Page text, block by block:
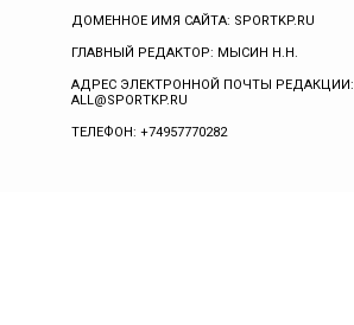
ДОМЕННОЕ ИМЯ САЙТА: SPORTKP.RU
ГЛАВНЫЙ РЕДАКТОР: МЫСИН Н.Н.
АДРЕС ЭЛЕКТРОННОЙ ПОЧТЫ РЕДАКЦИИ:
ALL@SPORTKP.RU
ТЕЛЕФОН: +74957770282